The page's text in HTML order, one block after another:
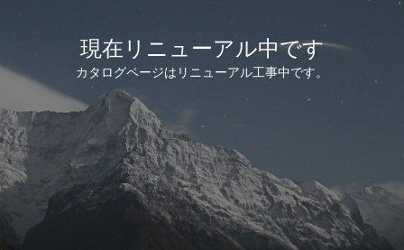
現在リニューアル中です
カタログページはリニューアル工事中です。